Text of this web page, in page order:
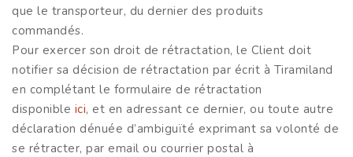
que le transporteur, du dernier des produits
commandés.
Pour exercer son droit de rétractation, le Client doit
notifier sa décision de rétractation par écrit à Tiramiland
en complétant le formulaire de rétractation
disponible ici, et en adressant ce dernier, ou toute autre
déclaration dénuée d’ambiguïté exprimant sa volonté de
se rétracter, par email ou courrier postal à